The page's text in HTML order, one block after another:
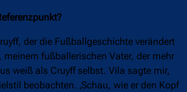
der die Fußballgeschichte verändert
fußballerischen Vater, der mehr
weiß als Cruyff selbst. Vila sagte mir,
beobachten. ‚Schau, wie er den Kopf